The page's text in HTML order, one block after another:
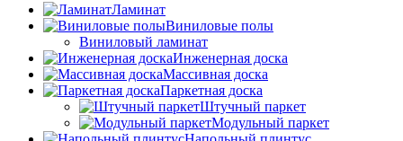
Ламинат
Виниловые полы
Виниловый ламинат
Инженерная доска
Массивная доска
Паркетная доска
Штучный паркет
Модульный паркет